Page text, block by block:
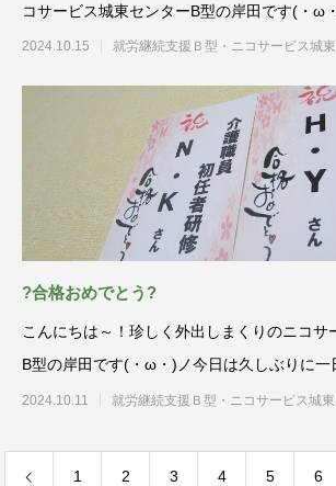
コサービス城東センターB型の岸田です(・ω
と打って
2024.10.15 就労継続支援Ｂ型・ニコサービス城
?合格おめでとう?
こんにちは～！珍しく外出しまくりのニコサ
B型の岸田です(・ω・)ノ今日は久しぶりに一
のが
2024.10.11 就労継続支援Ｂ型・ニコサービス城
1 2 3 4 5 6